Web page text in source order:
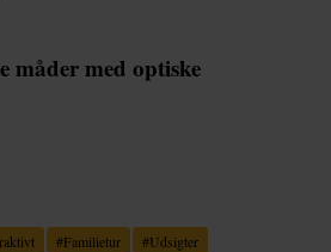
måder med optiske
#Familietur #Udsigter